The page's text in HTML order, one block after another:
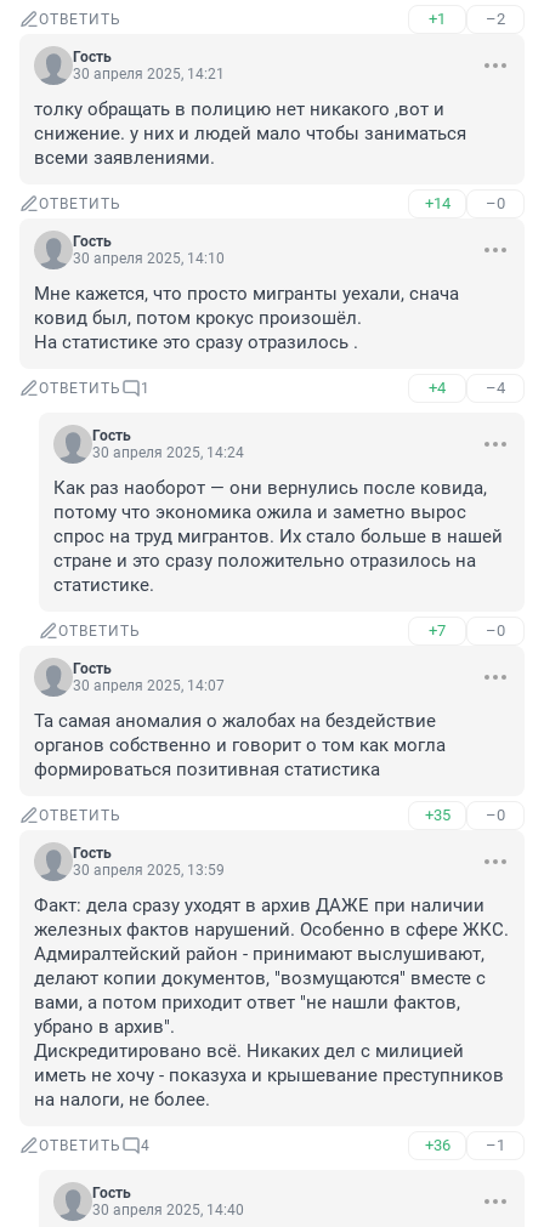
ОТВЕТИТЬ +1 –2
Гость
30 апреля 2025, 14:21
толку обращать в полицию нет никакого ,вот и
снижение. у них и людей мало чтобы заниматься
всеми заявлениями.
ОТВЕТИТЬ +14 –0
Гость
30 апреля 2025, 14:10
Мне кажется, что просто мигранты уехали, снача
ковид был, потом крокус произошёл.
На статистике это сразу отразилось .
ОТВЕТИТЬ 1 +4 –4
Гость
30 апреля 2025, 14:24
Как раз наоборот — они вернулись после ковида,
потому что экономика ожила и заметно вырос
спрос на труд мигрантов. Их стало больше в нашей
стране и это сразу положительно отразилось на
статистике.
ОТВЕТИТЬ +7 –0
Гость
30 апреля 2025, 14:07
Та самая аномалия о жалобах на бездействие
органов собственно и говорит о том как могла
формироваться позитивная статистика
ОТВЕТИТЬ +35 –0
Гость
30 апреля 2025, 13:59
Факт: дела сразу уходят в архив ДАЖЕ при наличии
железных фактов нарушений. Особенно в сфере ЖКС.
Адмиралтейский район - принимают выслушивают,
делают копии документов, "возмущаются" вместе с
вами, а потом приходит ответ "не нашли фактов,
убрано в архив".
Дискредитировано всё. Никаких дел с милицией
иметь не хочу - показуха и крышевание преступников
на налоги, не более.
ОТВЕТИТЬ 4 +36 –1
Гость
30 апреля 2025, 14:40